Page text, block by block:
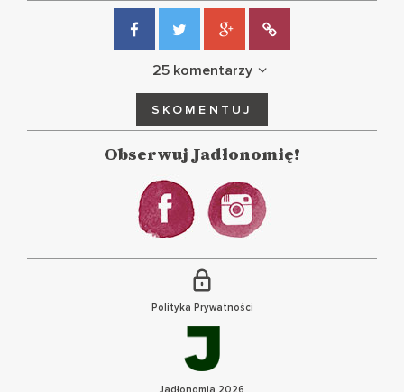
25 komentarzy
SKOMENTUJ
Obserwuj Jadłonomię!
Polityka Prywatności